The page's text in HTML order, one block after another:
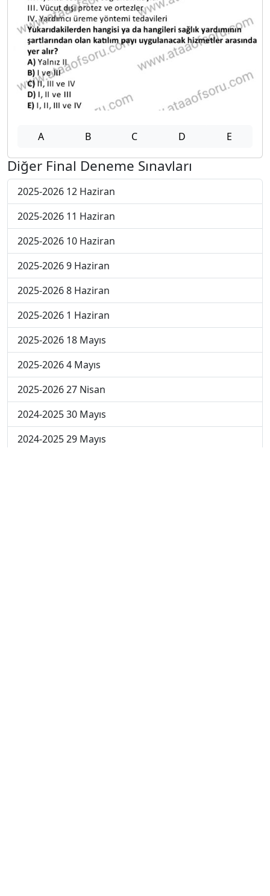
A B C D E
Diğer Final Deneme Sınavları
2025-2026 12 Haziran
2025-2026 11 Haziran
2025-2026 10 Haziran
2025-2026 9 Haziran
2025-2026 8 Haziran
2025-2026 1 Haziran
2025-2026 18 Mayıs
2025-2026 4 Mayıs
2025-2026 27 Nisan
2024-2025 30 Mayıs
2024-2025 29 Mayıs